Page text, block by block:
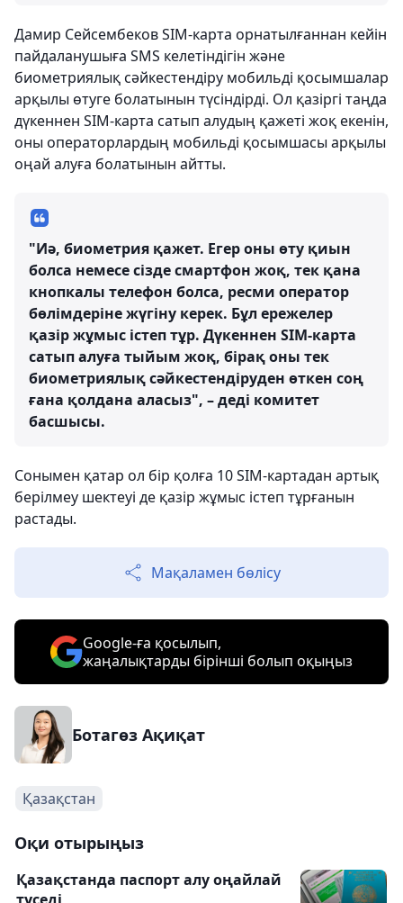
Дамир Сейсембеков SIM-карта орнатылғаннан кейін
пайдаланушыға SMS келетіндігін және
биометриялық сәйкестендіру мобильді қосымшалар
арқылы өтуге болатынын түсіндірді. Ол қазіргі таңда
дүкеннен SIM-карта сатып алудың қажеті жоқ екенін,
оны операторлардың мобильді қосымшасы арқылы
оңай алуға болатынын айтты.
"Иә, биометрия қажет. Егер оны өту қиын
болса немесе сізде смартфон жоқ, тек қана
кнопкалы телефон болса, ресми оператор
бөлімдеріне жүгіну керек. Бұл ережелер
қазір жұмыс істеп тұр. Дүкеннен SIM-карта
сатып алуға тыйым жоқ, бірақ оны тек
биометриялық сәйкестендіруден өткен соң
ғана қолдана аласыз", – деді комитет
басшысы.
Сонымен қатар ол бір қолға 10 SIM-картадан артық
берілмеу шектеуі де қазір жұмыс істеп тұрғанын
растады.
Мақаламен бөлісу
Google-ға қосылып,
жаңалықтарды бірінші болып оқыңыз
Ботагөз Ақиқат
Қазақстан
Оқи отырыңыз
Қазақстанда паспорт алу оңайлай
түседі